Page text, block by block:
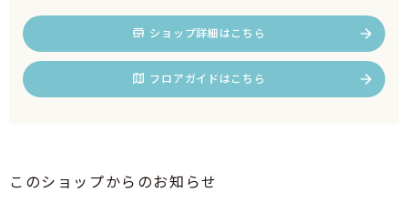
ショップ詳細はこちら
フロアガイドはこちら
このショップからのお知らせ